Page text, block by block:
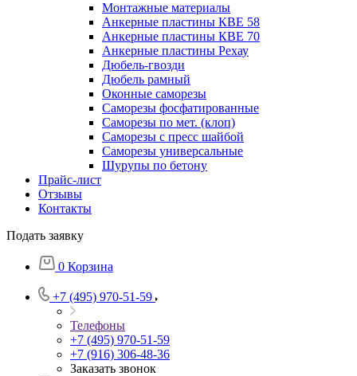
Монтажные материалы
Анкерные пластины КВЕ 58
Анкерные пластины КВЕ 70
Анкерные пластины Рехау
Дюбель-гвозди
Дюбель рамный
Оконные саморезы
Саморезы фосфатированные
Саморезы по мет. (клоп)
Саморезы с пресс шайбой
Саморезы универсальные
Шурупы по бетону
Прайс-лист
Отзывы
Контакты
Подать заявку
0 Корзина
+7 (495) 970-51-59
Телефоны
+7 (495) 970-51-59
+7 (916) 306-48-36
Заказать звонок